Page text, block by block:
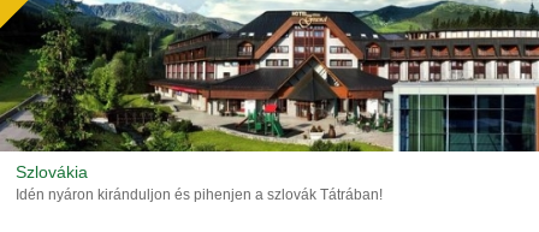
Szlovákia
Idén nyáron kiránduljon és pihenjen a szlovák Tátrában!